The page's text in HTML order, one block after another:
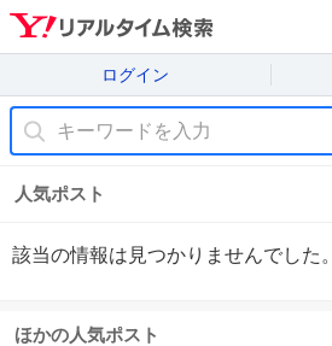
ログイン
人気ポスト
該当の情報は見つかりませんでした。
ほかの人気ポスト